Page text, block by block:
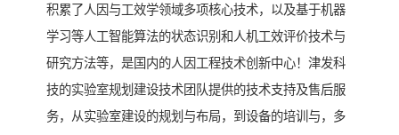
积累了人因与工效学领域多项核心技术，以及基于机器
学习等人工智能算法的状态识别和人机工效评价技术与
研究方法等，是国内的人因工程技术创新中心！津发科
技的实验室规划建设技术团队提供的技术支持及售后服
务，从实验室建设的规划与布局，到设备的培训与，多